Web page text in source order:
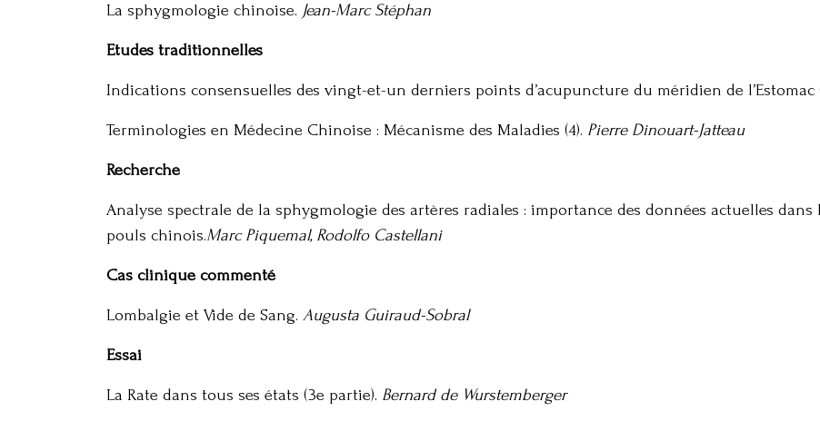
La sphygmologie chinoise. Jean-Marc Stéphan
Etudes traditionnelles
Indications consensuelles des vingt-et-un derniers points d’acupuncture du méridien de l’Estomac
Terminologies en Médecine Chinoise : Mécanisme des Maladies (4). Pierre Dinouart-Jatteau
Recherche
Analyse spectrale de la sphygmologie des artères radiales : importance des données actuelles
pouls chinois.Marc Piquemal, Rodolfo Castellani
Cas clinique commenté
Lombalgie et Vide de Sang. Augusta Guiraud-Sobral
Essai
La Rate dans tous ses états (3e partie). Bernard de Wurstemberger